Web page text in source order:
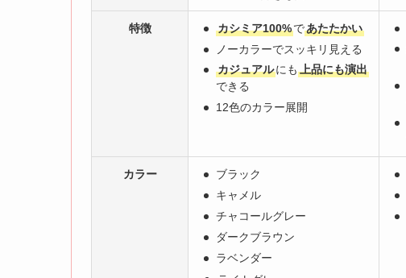
特徴 カシミア100%であたたかい
ノーカラーでスッキリ見える
カジュアルにも 上品にも演出
できる
12色のカラー展開
カラー
ブラック
キャメル
チャコールグレー
ダークブラウン
ラベンダー